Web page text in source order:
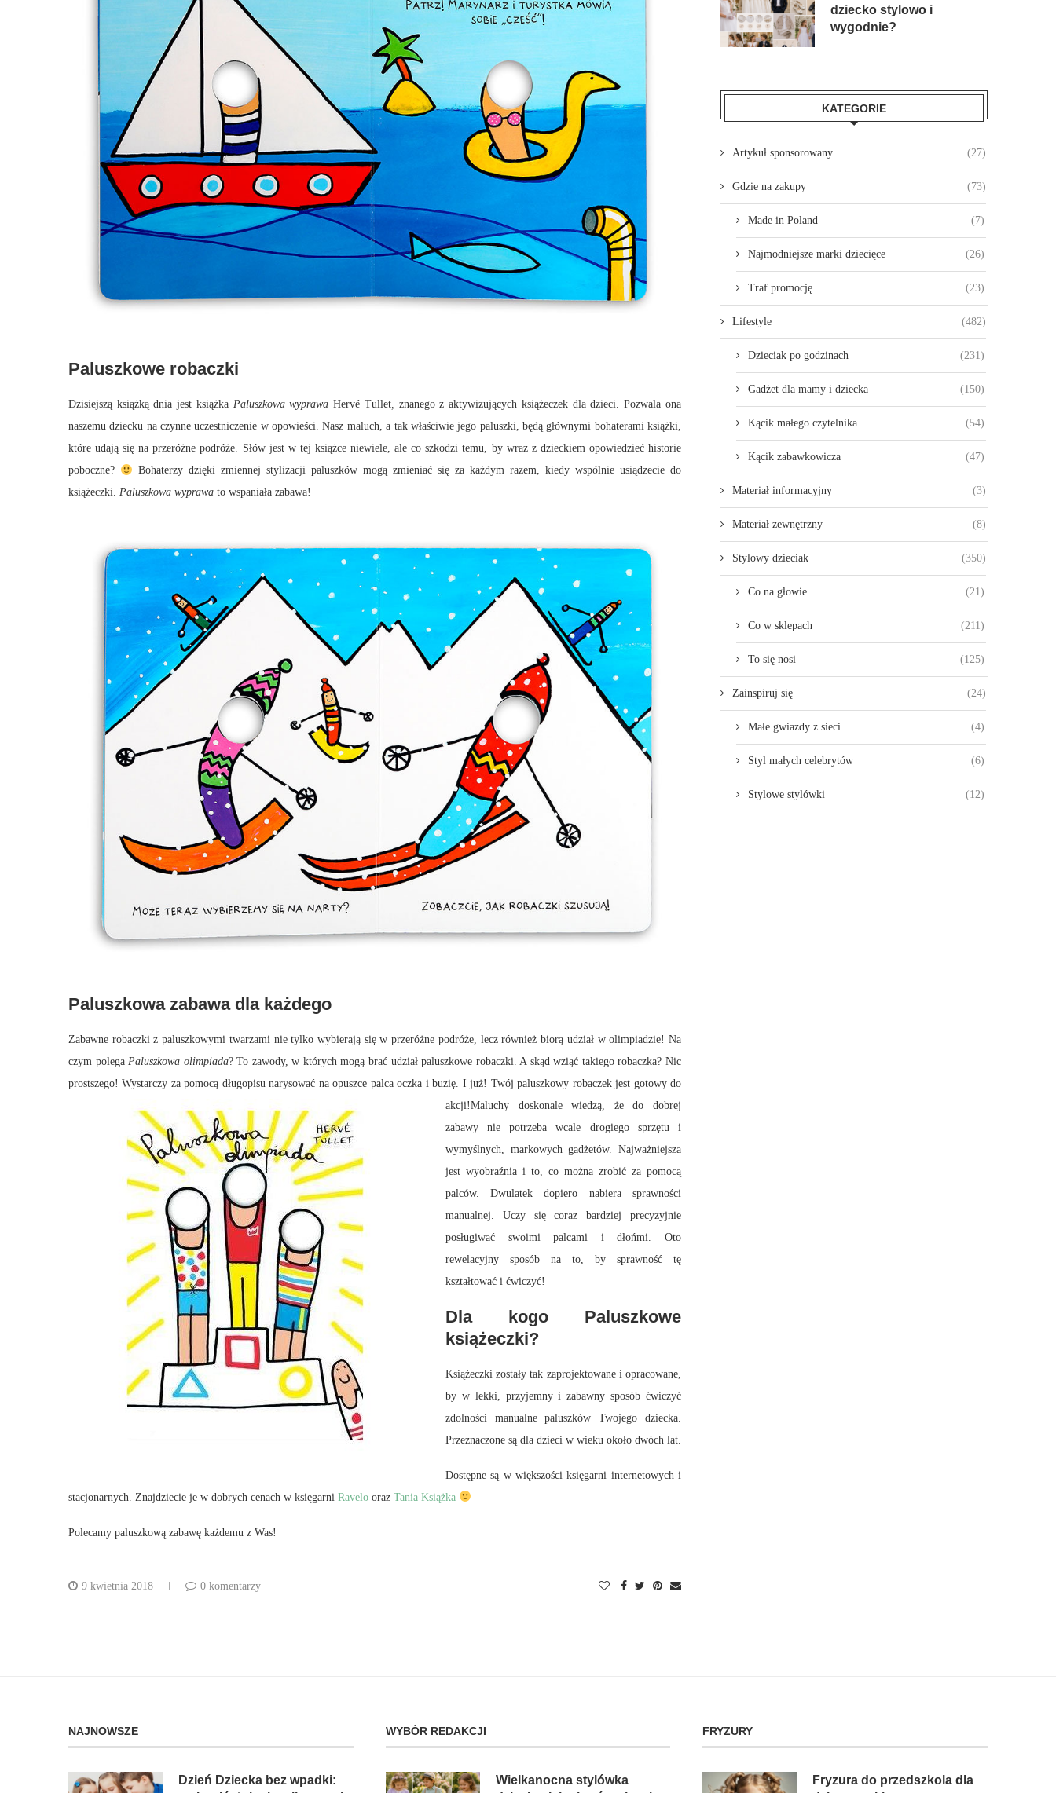
Paluszkowe robaczki
Dzisiejszą książką dnia jest książka Paluszkowa wyprawaHervé Tullet, znanego z aktywizujących książeczek dla dzieci. Pozwala ona
naszemu dziecku na czynne uczestniczenie w opowieści. Nasz maluch, a tak właściwie jego paluszki, będą głównymi bohaterami książki,
które udają się na przeróżne podróże. Słów jest w tej książce niewiele, ale co szkodzi temu, by wraz z dzieckiem opowiedzieć historie
poboczne?
Bohaterzy dzięki zmiennej stylizacji paluszków mogą zmieniać się za każdym razem, kiedy wspólnie usiądzecie do
książeczki. Paluszkowa wyprawa to wspaniała zabawa!
Paluszkowa zabawa dla każdego
Zabawne robaczki z paluszkowymi twarzami nie tylko wybierają się w przeróżne podróże, lecz również biorą udział w olimpiadzie! Na
czym polega Paluszkowa olimpiada? To zawody, w których mogą brać udział paluszkowe robaczki. A skąd wziąć takiego robaczka? Nic
prostszego! Wystarczy za pomocą długopisu narysować na opuszce palca oczka i buzię. I już! Twój paluszkowy robaczek jest gotowy do
akcji!Maluchy doskonale wiedzą, że do dobrej
zabawy nie potrzeba wcale drogiego sprzętu i
wymyślnych, markowych gadżetów. Najważniejsza
jest wyobraźnia i to, co można zrobić za pomocą
palców. Dwulatek dopiero nabiera sprawności
manualnej. Uczy się coraz bardziej precyzyjnie
posługiwać swoimi palcami i dłońmi. Oto
rewelacyjny sposób na to, by sprawność tę
kształtować i ćwiczyć!
Dla kogo Paluszkowe
książeczki?
Książeczki zostały tak zaprojektowane i opracowane,
by w lekki, przyjemny i zabawny sposób ćwiczyć
zdolności manualne paluszków Twojego dziecka.
Przeznaczone są dla dzieci w wieku około dwóch lat.
Dostępne są w większości księgarni internetowych i
stacjonarnych. Znajdziecie je w dobrych cenach w księgarni Ravelo oraz Tania Książka
Polecamy paluszkową zabawę każdemu z Was!
9 kwietnia 2018 0 komentarzy
dziecko stylowo i
wygodnie?
KATEGORIE
Artykuł sponsorowany (27)
Gdzie na zakupy (73)
Made in Poland (7)
Najmodniejsze marki dziecięce (26)
Traf promocję (23)
Lifestyle (482)
Dzieciak po godzinach (231)
Gadżet dla mamy i dziecka (150)
Kącik małego czytelnika (54)
Kącik zabawkowicza (47)
Materiał informacyjny (3)
Materiał zewnętrzny (8)
Stylowy dzieciak (350)
Co na głowie (21)
Co w sklepach (211)
To się nosi (125)
Zainspiruj się (24)
Małe gwiazdy z sieci (4)
Styl małych celebrytów (6)
Stylowe stylówki (12)
NAJNOWSZE
Dzień Dziecka bez wpadki:
WYBÓR REDAKCJI
Wielkanocna stylówka
FRYZURY
Fryzura do przedszkola dla